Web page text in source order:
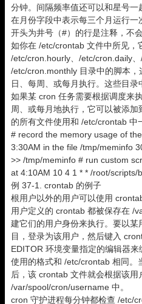
分钟。间隔频率值还可以和星号一
在月份字段中表示每三个月运行一
开头为井号（#）的行是注释，不会
如你在 /etc/crontab 文件中所见，
/etc/cron.hourly、/etc/cron.daily
/etc/cron.monthly 目录中的脚本
日、每周、或每月执行。这些目录
如果某 cron 任务需要根据调度来
周、或每月地执行，它可以被添
的所有文件使用和 /etc/crontab 中
# record the memory usage of
3:30AM in the file /tmp/meminfo
>> /tmp/meminfo # run custom
at 4:10AM 10 4 1 * * /root/scripts/
例 37-1. crontab 的例子
根用户以外的用户可以使用
用户定义的 crontab 都被保存在 /
建它们的用户身份来执行。要以
目，登录为该用户，然后键入
EDITOR 环境变量指定的编辑器
使用的格式和 /etc/crontab 相同。
后，该 crontab 文件就会根据该
/var/spool/cron/username 中。
cron 守护进程每分钟都检查 /etc/